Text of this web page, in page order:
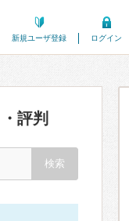
新規ユーザ登録 ログイン
評判